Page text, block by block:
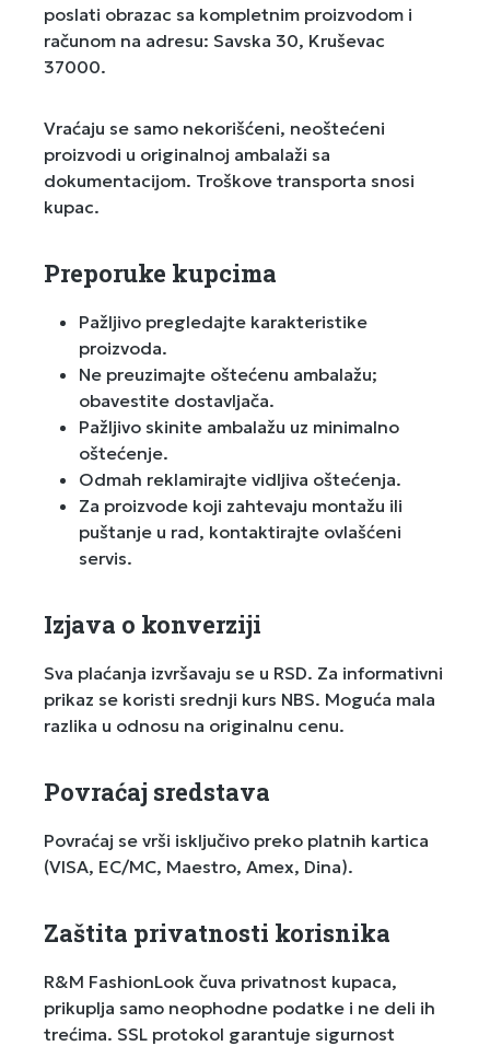
poslati obrazac sa kompletnim proizvodom i
računom na adresu: Savska 30, Kruševac
37000.
Vraćaju se samo nekorišćeni, neoštećeni
proizvodi u originalnoj ambalaži sa
dokumentacijom. Troškove transporta snosi
kupac.
Preporuke kupcima
Pažljivo pregledajte karakteristike
proizvoda.
Ne preuzimajte oštećenu ambalažu;
obavestite dostavljača.
Pažljivo skinite ambalažu uz minimalno
oštećenje.
Odmah reklamirajte vidljiva oštećenja.
Za proizvode koji zahtevaju montažu ili
puštanje u rad, kontaktirajte ovlašćeni
servis.
Izjava o konverziji
Sva plaćanja izvršavaju se u RSD. Za informativni
prikaz se koristi srednji kurs NBS. Moguća mala
razlika u odnosu na originalnu cenu.
Povraćaj sredstava
Povraćaj se vrši isključivo preko platnih kartica
(VISA, EC/MC, Maestro, Amex, Dina).
Zaštita privatnosti korisnika
R&M FashionLook čuva privatnost kupaca,
prikuplja samo neophodne podatke i ne deli ih
trećima. SSL protokol garantuje sigurnost